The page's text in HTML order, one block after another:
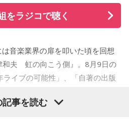
作品『宇宙兄弟』連載開始。同作
賞一般向け部門、2011年 第35回
年 手塚治虫文化賞読者賞を受
、多くのメディアミックスを果た
をラジコで聴く
音楽業界の扉を叩いた頃を回想
和夫 虹の向こう側』。8月9日の
イブの可能性」、「自著の出版
だくさんです。
記事を読む